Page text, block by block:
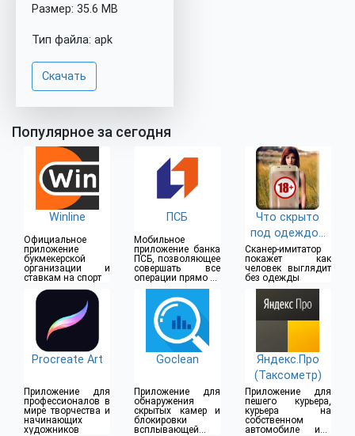
Размер: 35.6 MB
Тип файла: apk
Скачать
Популярное за сегодня
Winline
Официальное
приложение
букмекерской
организации и
ставкам на спорт
ПСБ
Мобильное
приложение банка
ПСБ, позволяющее
совершать все
операции прямо из
дома
Что скрыто
под одеждой
(18+)
Сканер-имитатор
покажет как
человек выглядит
без одежды
Procreate Art
Приложение для
профессионалов в
мире творчества и
начинающих
художников
Goclean
Приложение для
обнаружения
скрытых камер и
блокировки
всплывающей
Яндекс.Про
(Таксометр)
Приложение для
пешего курьера,
курьера на
собственном
автомобиле или